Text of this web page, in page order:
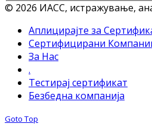
© 2026 ИАСС, истражување,
Аплицирајте за
Сертифицирани
За Нас
.
Тестирај сертификат
Безбедна компанија
Goto Top